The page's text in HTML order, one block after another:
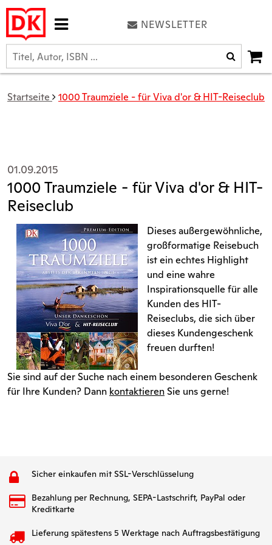
NEWSLETTER
Startseite 1000 Traumziele - für Viva d'or & HIT-Reiseclub
01.09.2015
1000 Traumziele - für Viva d'or & HIT-
Reiseclub
Dieses außergewöhnliche,
großformatige Reisebuch
ist ein echtes Highlight
und eine wahre
Inspirationsquelle für alle
Kunden des HIT-
Reiseclubs, die sich über
dieses Kundengeschenk
freuen durften!
Sie sind auf der Suche nach einem besonderen Geschenk
für Ihre Kunden? Dann kontaktierenSie uns gerne!
Sicher einkaufen mit SSL-Verschlüsselung
Bezahlung per Rechnung, SEPA-Lastschrift, PayPal oder
Kreditkarte
Lieferung spätestens 5 Werktage nach Auftragsbestätigung